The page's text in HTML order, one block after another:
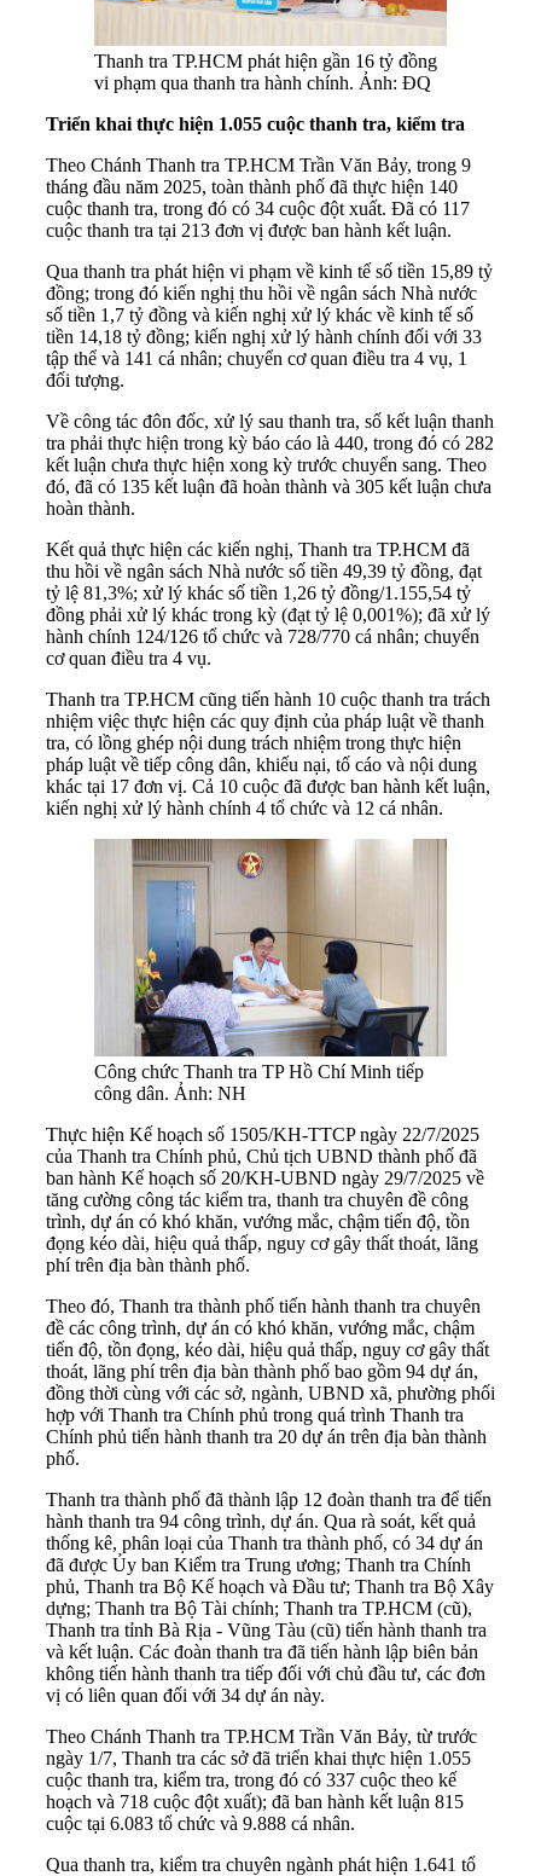
Thanh tra TP.HCM phát hiện gần 16 tỷ đồng
vi phạm qua thanh tra hành chính. Ảnh: ĐQ
Triển khai thực hiện 1.055 cuộc thanh tra, kiểm tra
Theo Chánh Thanh tra TP.HCM Trần Văn Bảy, trong 9
tháng đầu năm 2025, toàn thành phố đã thực hiện 140
cuộc thanh tra, trong đó có 34 cuộc đột xuất. Đã có 117
cuộc thanh tra tại 213 đơn vị được ban hành kết luận.
Qua thanh tra phát hiện vi phạm về kinh tế số tiền 15,89 tỷ
đồng; trong đó kiến nghị thu hồi về ngân sách Nhà nước
số tiền 1,7 tỷ đồng và kiến nghị xử lý khác về kinh tế số
tiền 14,18 tỷ đồng; kiến nghị xử lý hành chính đối với 33
tập thể và 141 cá nhân; chuyển cơ quan điều tra 4 vụ, 1
đối tượng.
Về công tác đôn đốc, xử lý sau thanh tra, số kết luận thanh
tra phải thực hiện trong kỳ báo cáo là 440, trong đó có 282
kết luận chưa thực hiện xong kỳ trước chuyển sang. Theo
đó, đã có 135 kết luận đã hoàn thành và 305 kết luận chưa
hoàn thành.
Kết quả thực hiện các kiến nghị, Thanh tra TP.HCM đã
thu hồi về ngân sách Nhà nước số tiền 49,39 tỷ đồng, đạt
tỷ lệ 81,3%; xử lý khác số tiền 1,26 tỷ đồng/1.155,54 tỷ
đồng phải xử lý khác trong kỳ (đạt tỷ lệ 0,001%); đã xử lý
hành chính 124/126 tổ chức và 728/770 cá nhân; chuyển
cơ quan điều tra 4 vụ.
Thanh tra TP.HCM cũng tiến hành 10 cuộc thanh tra trách
nhiệm việc thực hiện các quy định của pháp luật về thanh
tra, có lồng ghép nội dung trách nhiệm trong thực hiện
pháp luật về tiếp công dân, khiếu nại, tố cáo và nội dung
khác tại 17 đơn vị. Cả 10 cuộc đã được ban hành kết luận,
kiến nghị xử lý hành chính 4 tổ chức và 12 cá nhân.
Công chức Thanh tra TP Hồ Chí Minh tiếp
công dân. Ảnh: NH
Thực hiện Kế hoạch số 1505/KH-TTCP ngày 22/7/2025
của Thanh tra Chính phủ, Chủ tịch UBND thành phố đã
ban hành Kế hoạch số 20/KH-UBND ngày 29/7/2025 về
tăng cường công tác kiểm tra, thanh tra chuyên đề công
trình, dự án có khó khăn, vướng mắc, chậm tiến độ, tồn
đọng kéo dài, hiệu quả thấp, nguy cơ gây thất thoát, lãng
phí trên địa bàn thành phố.
Theo đó, Thanh tra thành phố tiến hành thanh tra chuyên
đề các công trình, dự án có khó khăn, vướng mắc, chậm
tiến độ, tồn đọng, kéo dài, hiệu quả thấp, nguy cơ gây thất
thoát, lãng phí trên địa bàn thành phố bao gồm 94 dự án,
đồng thời cùng với các sở, ngành, UBND xã, phường phối
hợp với Thanh tra Chính phủ trong quá trình Thanh tra
Chính phủ tiến hành thanh tra 20 dự án trên địa bàn thành
phố.
Thanh tra thành phố đã thành lập 12 đoàn thanh tra để tiến
hành thanh tra 94 công trình, dự án. Qua rà soát, kết quả
thống kê, phân loại của Thanh tra thành phố, có 34 dự án
đã được Ủy ban Kiểm tra Trung ương; Thanh tra Chính
phủ, Thanh tra Bộ Kế hoạch và Đầu tư; Thanh tra Bộ Xây
dựng; Thanh tra Bộ Tài chính; Thanh tra TP.HCM (cũ),
Thanh tra tỉnh Bà Rịa - Vũng Tàu (cũ) tiến hành thanh tra
và kết luận. Các đoàn thanh tra đã tiến hành lập biên bản
không tiến hành thanh tra tiếp đối với chủ đầu tư, các đơn
vị có liên quan đối với 34 dự án này.
Theo Chánh Thanh tra TP.HCM Trần Văn Bảy, từ trước
ngày 1/7, Thanh tra các sở đã triển khai thực hiện 1.055
cuộc thanh tra, kiểm tra, trong đó có 337 cuộc theo kế
hoạch và 718 cuộc đột xuất); đã ban hành kết luận 815
cuộc tại 6.083 tổ chức và 9.888 cá nhân.
Qua thanh tra, kiểm tra chuyên ngành phát hiện 1.641 tổ